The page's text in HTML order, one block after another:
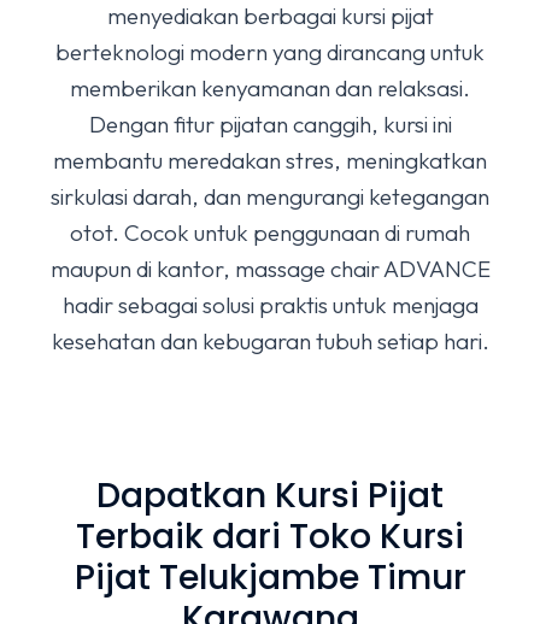
menyediakan berbagai kursi pijat
berteknologi modern yang dirancang untuk
memberikan kenyamanan dan relaksasi.
Dengan fitur pijatan canggih, kursi ini
membantu meredakan stres, meningkatkan
sirkulasi darah, dan mengurangi ketegangan
otot. Cocok untuk penggunaan di rumah
maupun di kantor, massage chair ADVANCE
hadir sebagai solusi praktis untuk menjaga
kesehatan dan kebugaran tubuh setiap hari.
Dapatkan Kursi Pijat
Terbaik dari Toko Kursi
Pijat Telukjambe Timur